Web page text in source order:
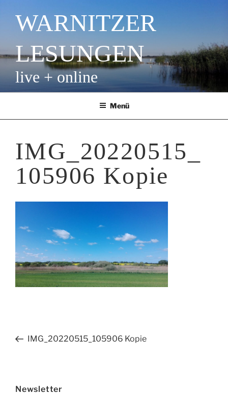
Inhalt
springenWARNITZER
LESUNGEN
live + online
Menü
IMG_20220515_
105906 Kopie
Beitragsnavigation
Vorheriger
IMG_20220515_105906 Kopie
Newsletter